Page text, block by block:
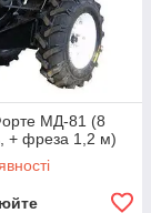
МД-81 (8
+ фреза 1,2 м)